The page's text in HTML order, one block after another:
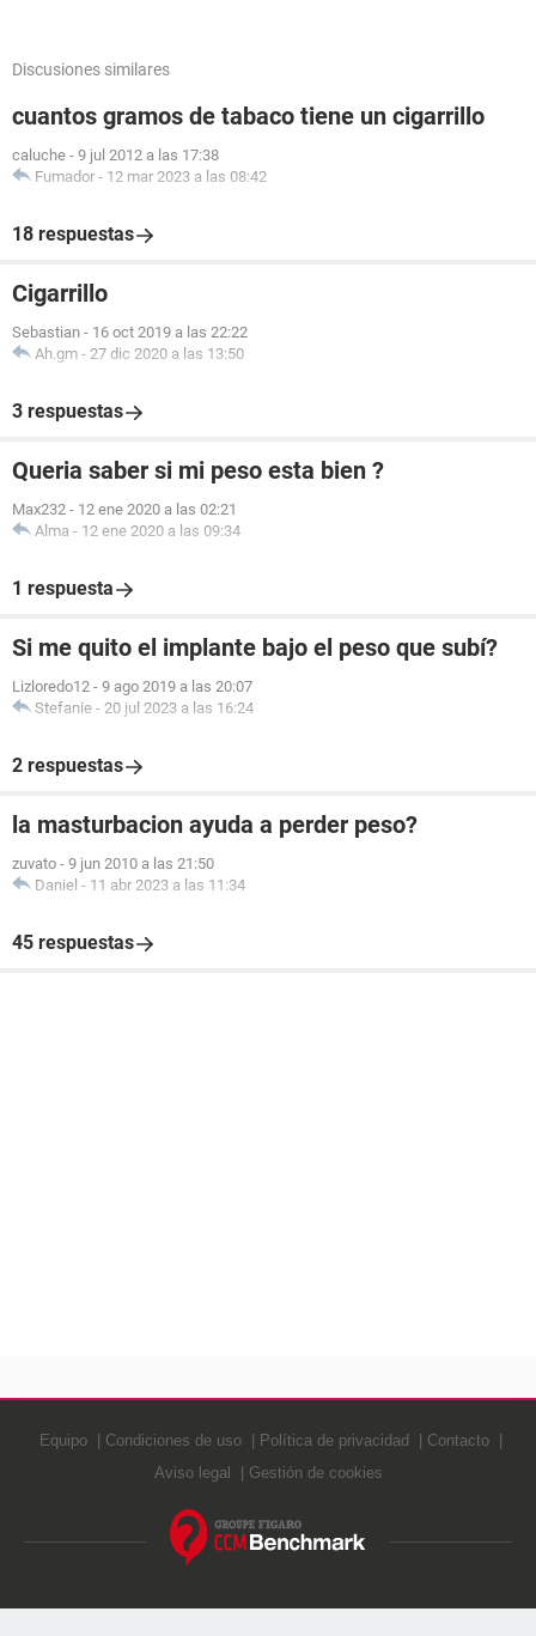
Discusiones similares
cuantos gramos de tabaco tiene un cigarrillo
caluche - 9 jul 2012 a las 17:38
Fumador - 12 mar 2023 a las 08:42
18 respuestas
Cigarrillo
Sebastian - 16 oct 2019 a las 22:22
Ah.gm - 27 dic 2020 a las 13:50
3 respuestas
Queria saber si mi peso esta bien ?
Max232 - 12 ene 2020 a las 02:21
Alma - 12 ene 2020 a las 09:34
1 respuesta
Si me quito el implante bajo el peso que subí?
Lizloredo12 - 9 ago 2019 a las 20:07
Stefanie - 20 jul 2023 a las 16:24
2 respuestas
la masturbacion ayuda a perder peso?
zuvato - 9 jun 2010 a las 21:50
Daniel - 11 abr 2023 a las 11:34
45 respuestas
Equipo Condiciones de uso Política de privacidad
Contacto
Aviso legal
Gestión de cookies